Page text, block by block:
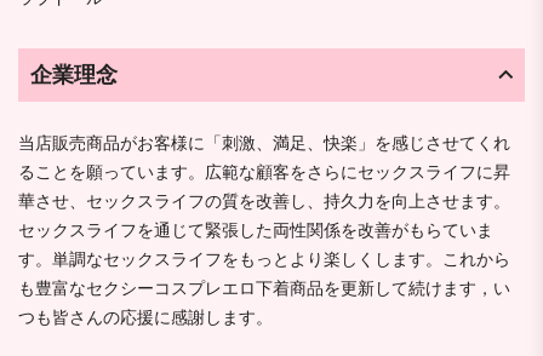
企業理念
当店販売商品がお客様に「刺激、満足、快楽」を感じさせてくれ
ることを願っています。広範な顧客をさらにセックスライフに昇
華させ、セックスライフの質を改善し、持久力を向上させます。
セックスライフを通じて緊張した両性関係を改善がもらていま
す。単調なセックスライフをもっとより楽しくします。これから
も豊富なセクシーコスプレエロ下着商品を更新して続けます，い
つも皆さんの応援に感謝します。